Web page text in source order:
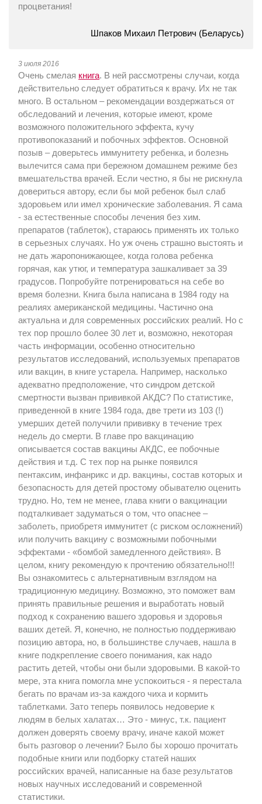
процветания!
Шпаков Михаил Петрович (Беларусь)
3 июля 2016
Очень смелая книга. В ней рассмотрены случаи, когда
действительно следует обратиться к врачу. Их не так
много. В остальном – рекомендации воздержаться от
обследований и лечения, которые имеют, кроме
возможного положительного эффекта, кучу
противопоказаний и побочных эффектов. Основной
позыв – доверьтесь иммунитету ребенка, и болезнь
вылечится сама при бережном домашнем режиме без
вмешательства врачей. Если честно, я бы не рискнула
довериться автору, если бы мой ребенок был слаб
здоровьем или имел хронические заболевания. Я сама
- за естественные способы лечения без хим.
препаратов (таблеток), стараюсь применять их только
в серьезных случаях. Но уж очень страшно выстоять и
не дать жаропонижающее, когда голова ребенка
горячая, как утюг, и температура зашкаливает за 39
градусов. Попробуйте потренироваться на себе во
время болезни. Книга была написана в 1984 году на
реалиях американской медицины. Частично она
актуальна и для современных российских реалий. Но с
тех пор прошло более 30 лет и, возможно, некоторая
часть информации, особенно относительно
результатов исследований, используемых препаратов
или вакцин, в книге устарела. Например, насколько
адекватно предположение, что синдром детской
смертности вызван прививкой АКДС? По статистике,
приведенной в книге 1984 года, две трети из 103 (!)
умерших детей получили прививку в течение трех
недель до смерти. В главе про вакцинацию
описывается состав вакцины АКДС, ее побочные
действия и т.д. С тех пор на рынке появился
пентаксим, инфанрикс и др. вакцины, состав которых и
безопасность для детей простому обывателю оценить
трудно. Но, тем не менее, глава книги о вакцинации
подталкивает задуматься о том, что опаснее –
заболеть, приобретя иммунитет (с риском осложнений)
или получить вакцину с возможными побочными
эффектами - «бомбой замедленного действия». В
целом, книгу рекомендую к прочтению обязательно!!!
Вы ознакомитесь с альтернативным взглядом на
традиционную медицину. Возможно, это поможет вам
принять правильные решения и выработать новый
подход к сохранению вашего здоровья и здоровья
ваших детей. Я, конечно, не полностью поддерживаю
позицию автора, но, в большинстве случаев, нашла в
книге подкрепление своего понимания, как надо
растить детей, чтобы они были здоровыми. В какой-то
мере, эта книга помогла мне успокоиться - я перестала
бегать по врачам из-за каждого чиха и кормить
таблетками. Зато теперь появилось недоверие к
людям в белых халатах… Это - минус, т.к. пациент
должен доверять своему врачу, иначе какой может
быть разговор о лечении? Было бы хорошо прочитать
подобные книги или подборку статей наших
российских врачей, написанные на базе результатов
новых научных исследований и современной
статистики.